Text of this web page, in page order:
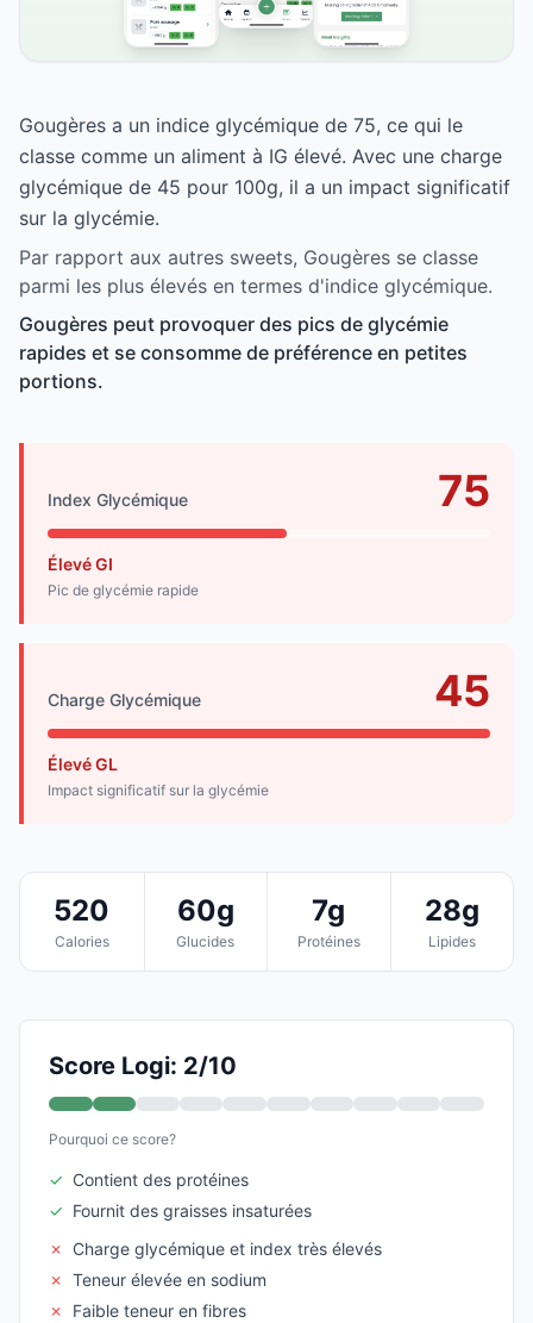
Gougères a un indice glycémique de 75, ce qui le
classe comme un aliment à IG élevé. Avec une charge
glycémique de 45 pour 100g, il a un impact significatif
sur la glycémie.
Par rapport aux autres sweets, Gougères se classe
parmi les plus élevés en termes d'indice glycémique.
Gougères peut provoquer des pics de glycémie
rapides et se consomme de préférence en petites
portions.
Index Glycémique 75
Élevé GI
Pic de glycémie rapide
Charge Glycémique 45
Élevé GL
Impact significatif sur la glycémie
520
Calories
60g
Glucides
7g
Protéines
28g
Lipides
Score Logi: 2/10
Pourquoi ce score?
✓ Contient des protéines
✓ Fournit des graisses insaturées
✗
Charge glycémique et index très élevés
✗ Teneur élevée en sodium
✗
Faible teneur en fibres